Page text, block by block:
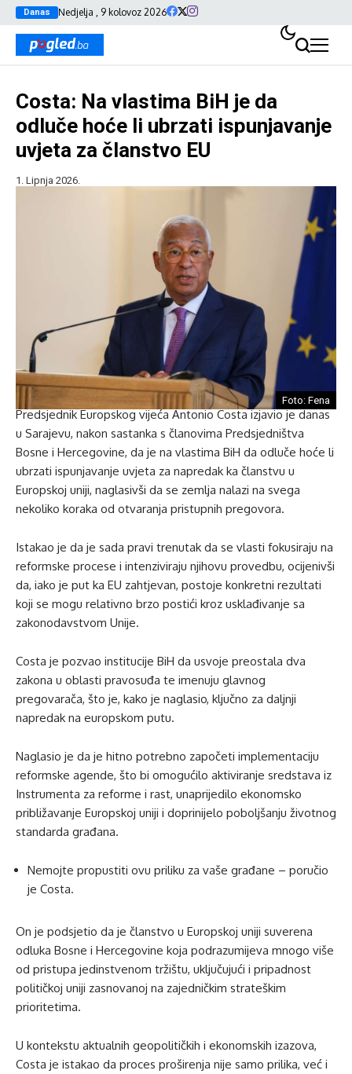
Danas Nedjelja , 9 kolovoz 2026
Costa: Na vlastima BiH je da
odluče hoće li ubrzati ispunjavanje
uvjeta za članstvo EU
1. Lipnja 2026.
Foto: Fena
Predsjednik Europskog vijeća Antonio Costa izjavio je danas
u Sarajevu, nakon sastanka s članovima Predsjedništva
Bosne i Hercegovine, da je na vlastima BiH da odluče hoće li
ubrzati ispunjavanje uvjeta za napredak ka članstvu u
Europskoj uniji, naglasivši da se zemlja nalazi na svega
nekoliko koraka od otvaranja pristupnih pregovora.
Istakao je da je sada pravi trenutak da se vlasti fokusiraju na
reformske procese i intenziviraju njihovu provedbu, ocijenivši
da, iako je put ka EU zahtjevan, postoje konkretni rezultati
koji se mogu relativno brzo postići kroz usklađivanje sa
zakonodavstvom Unije.
Costa je pozvao institucije BiH da usvoje preostala dva
zakona u oblasti pravosuđa te imenuju glavnog
pregovarača, što je, kako je naglasio, ključno za daljnji
napredak na europskom putu.
Naglasio je da je hitno potrebno započeti implementaciju
reformske agende, što bi omogućilo aktiviranje sredstava iz
Instrumenta za reforme i rast, unaprijedilo ekonomsko
približavanje Europskoj uniji i doprinijelo poboljšanju životnog
standarda građana.
Nemojte propustiti ovu priliku za vaše građane – poručio
je Costa.
On je podsjetio da je članstvo u Europskoj uniji suverena
odluka Bosne i Hercegovine koja podrazumijeva mnogo više
od pristupa jedinstvenom tržištu, uključujući i pripadnost
političkoj uniji zasnovanoj na zajedničkim strateškim
prioritetima.
U kontekstu aktualnih geopolitičkih i ekonomskih izazova,
Costa je istakao da proces proširenja nije samo prilika, već i